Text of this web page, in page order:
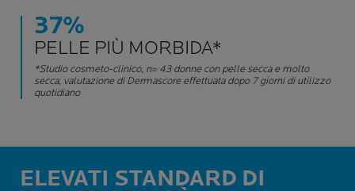
37%
PELLE PIÙ MORBIDA*
*Studio cosmeto-clinico, n= 43 donne con pelle secca e molto
secca, valutazione di Dermascore effettuata dopo 7 giorni di utilizzo
quotidiano
ELEVATI STANDARD DI